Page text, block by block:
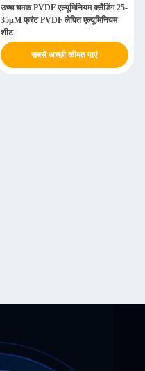
उच्च चमक PVDF एल्यूमिनियम क्लैडिंग 25-
35μM फ्रंट PVDF लेपित एल्यूमिनियम
शीट
सबसे अच्छी कीमत पाएं